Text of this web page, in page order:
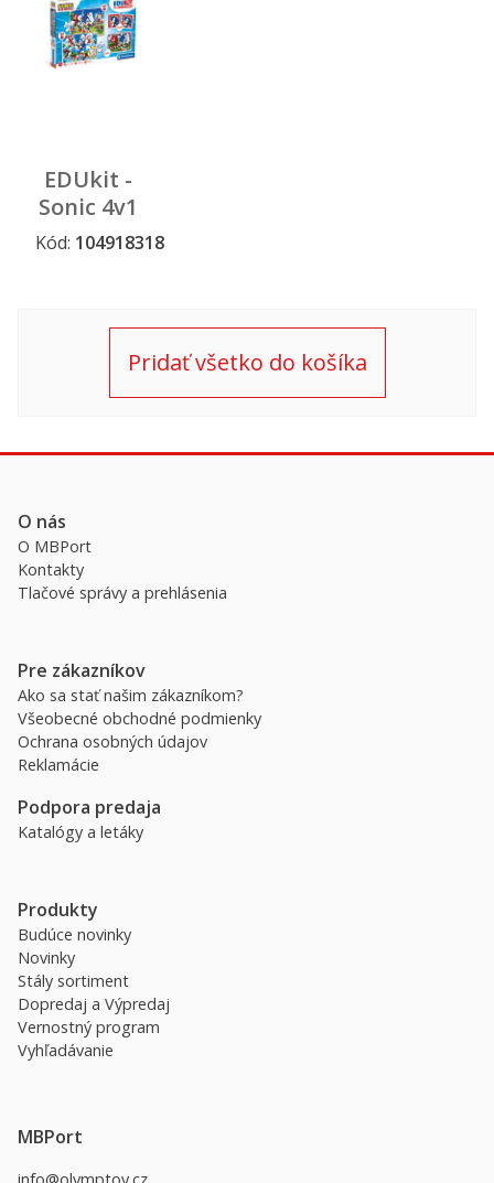
EDUkit -
Sonic 4v1
(pexeso,
Kód: 104918318
Pridať všetko do košíka
O nás
O MBPort
Kontakty
Tlačové správy a prehlásenia
Pre zákazníkov
Ako sa stať našim zákazníkom?
Všeobecné obchodné podmienky
Ochrana osobných údajov
Reklamácie
Podpora predaja
Katalógy a letáky
Produkty
Budúce novinky
Novinky
Stály sortiment
Dopredaj a Výpredaj
Vernostný program
Vyhľadávanie
MBPort